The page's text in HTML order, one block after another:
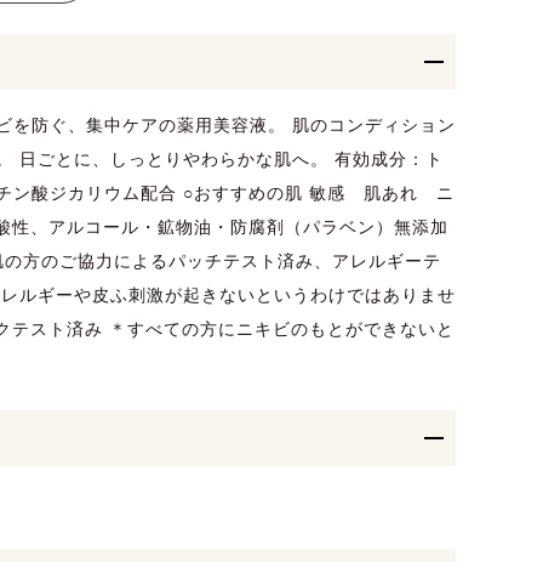
を防ぐ、集中ケアの薬用美容液。 肌のコンディション
日ごとに、しっとりやわらかな肌へ。 有効成分：ト
ン酸ジカリウム配合 ○おすすめの肌 敏感 肌あれ ニ
性、アルコール・鉱物油・防腐剤（パラベン）無添加
方のご協力によるパッチテスト済み、アレルギーテ
ルギーや皮ふ刺激が起きないというわけではありませ
テスト済み ＊すべての方にニキビのもとができないと